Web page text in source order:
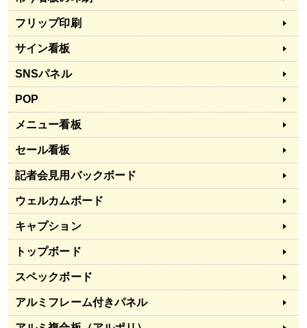
フリップ印刷
サイン看板
SNSパネル
POP
メニュー看板
セール看板
記者会見用バックボード
ウェルカムボード
キャプション
トップボード
スペックボード
アルミフレーム付きパネル